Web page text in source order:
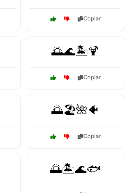
Copiar
🌅🌊🏝️🍹
Copiar
🌅🏖️🌺🐠
Copiar
🌅🏝️🌊🐟